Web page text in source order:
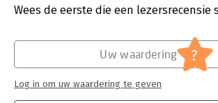
wel wat beters te doen dan mensen te
'Intelligente wetenschapsjournalistiek voor
Joukje Akveld, Het Parool, over Ik voel ik
Verschijningsdatum:
27-5-2025
Wees de eerste die een lezersrecensie
Uw waardering ?
Log in om uw waardering te geven